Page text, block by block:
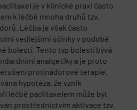
je v klinické praxi často
k léčbě mnoha druhů tzv.
Léčba je však často
vedlejšími účinky v podobě
bolesti. Tento typ bolestí bývá
analgetiky a je proto
protinádorové terapie.
hypotéza, že vznik
léčbě paclitaxelem může být
prostřednictvím aktivace tzv.